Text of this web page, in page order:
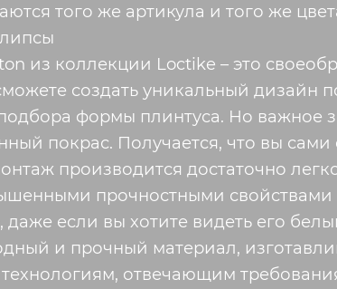
того же артикула и того же
из коллекции Loctike – это
создать уникальный дизайн
формы плинтуса. Но важное
покрас. Получается, что вы
производится достаточно
прочностными свойствами
если вы хотите видеть его
и прочный материал,
отвечающим